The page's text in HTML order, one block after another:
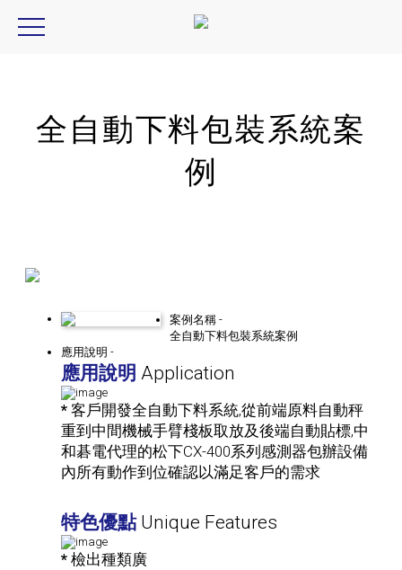
全自動下料包裝系統案
例
案例名稱 -
全自動下料包裝系統案例
應用說明 -
應用說明 Application
* 客戶開發全自動下料系統,從前端原料自動秤
重到中間機械手臂棧板取放及後端自動貼標,中
和碁電代理的松下CX-400系列感測器包辦設備
內所有動作到位確認以滿足客戶的需求
特色優點Unique Features
* 檢出種類廣